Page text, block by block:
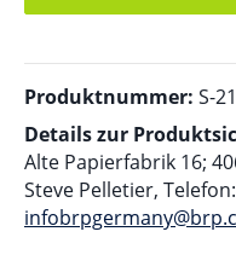
Produktnummer: S-
Details zur
Alte Papierfabrik 16;
Steve Pelletier, Telefon: